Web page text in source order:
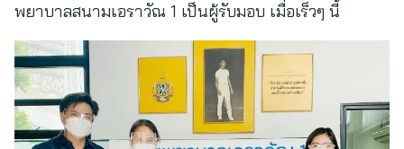
พยาบาลสนามเอราวัณ 1 เป็นผู้รับมอบ เมื่อเร็วๆ นี้